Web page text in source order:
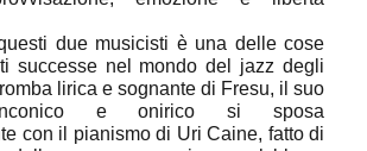
due musicisti è una delle cose
successe nel mondo del jazz degli
lirica e sognante di Fresu, il suo
e onirico si sposa
con il pianismo di Uri Caine, fatto di